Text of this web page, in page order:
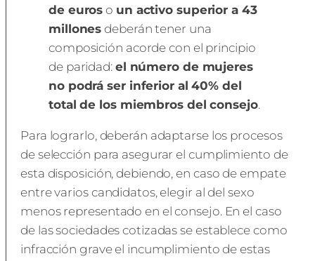
de euros o un activo superior a 43
millones deberán tener una
composición acorde con el principio
de paridad: el número de mujeres
no podrá ser inferior al 40% del
total de los miembros del consejo.
Para lograrlo, deberán adaptarse los procesos
de selección para asegurar el cumplimiento de
esta disposición, debiendo, en caso de empate
entre varios candidatos, elegir al del sexo
menos representado en el consejo. En el caso
de las sociedades cotizadas se establece como
infracción grave el incumplimiento de estas